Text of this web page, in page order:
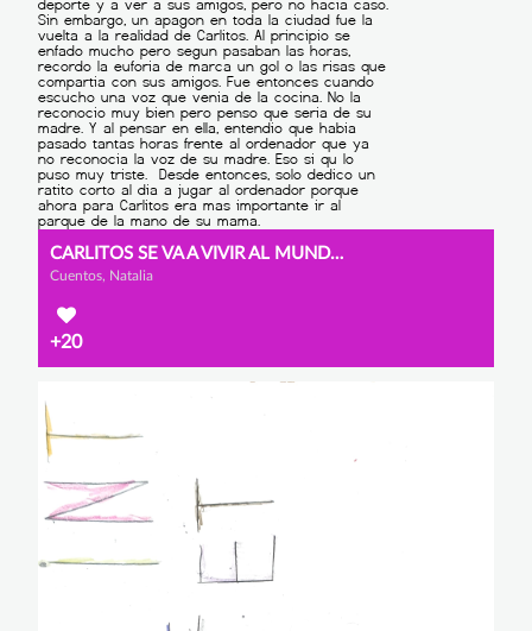
CARLITOS SE VA A VIVIR AL MUNDO VIRTUAL
Cuentos, Natalia
+20